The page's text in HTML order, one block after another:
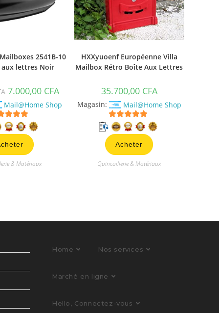
2541B-10
lettres Noir
7.000,00 CFA
Mail@Home Shop
sur 5
& Matériaux
HXXyuoenf Européenne Villa
Mailbox Rétro Boîte Aux Lettres
35.700,00 CFA
Magasin: Mail@Home Shop
5sur 5
Acheter
Quincaillerie & Matériaux
Home Nos services
Marché en ligne
Hello, Connectez-vous